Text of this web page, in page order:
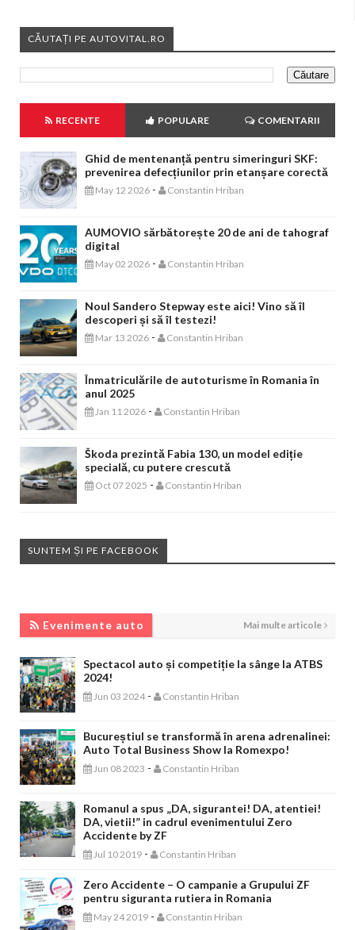
CĂUTAȚI PE AUTOVITAL.RO
RECENTE POPULARE COMENTARII
Ghid de mentenanță pentru simeringuri SKF:
prevenirea defecțiunilor prin etanșare corectă
May 12 2026 - Constantin Hriban
AUMOVIO sărbătorește 20 de ani de tahograf
digital
May 02 2026 - Constantin Hriban
Noul Sandero Stepway este aici! Vino să îl
descoperi și să îl testezi!
Mar 13 2026 - Constantin Hriban
Înmatriculările de autoturisme în Romania în
anul 2025
Jan 11 2026 - Constantin Hriban
Škoda prezintă Fabia 130, un model ediție
specială, cu putere crescută
Oct 07 2025 - Constantin Hriban
SUNTEM ȘI PE FACEBOOK
Evenimente auto Mai multe articole
Spectacol auto și competiție la sânge la ATBS
2024!
Jun 03 2024 - Constantin Hriban
Bucureștiul se transformă în arena adrenalinei:
Auto Total Business Show la Romexpo!
Jun 08 2023 - Constantin Hriban
Romanul a spus „DA, sigurantei! DA, atentiei!
DA, vietii!” in cadrul evenimentului Zero
Accidente by ZF
Jul 10 2019 - Constantin Hriban
Zero Accidente – O campanie a Grupului ZF
pentru siguranta rutiera in Romania
May 24 2019 - Constantin Hriban